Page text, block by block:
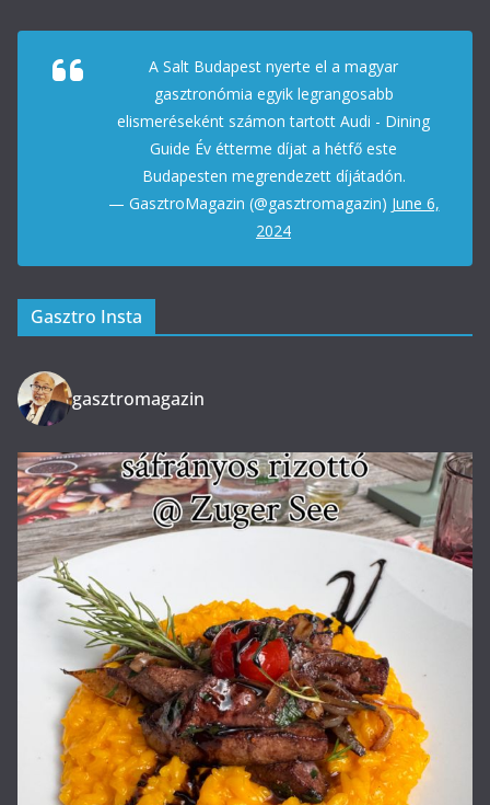
A Salt Budapest nyerte el a magyar
gasztronómia egyik legrangosabb
elismeréseként számon tartott Audi - Dining
Guide Év étterme díjat a hétfő este
Budapesten megrendezett díjátadón.
— GasztroMagazin (@gasztromagazin) June 6,
2024
Gasztro Insta
gasztromagazin